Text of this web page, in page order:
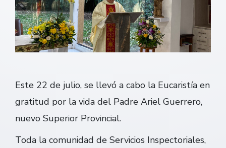
Este 22 de julio, se llevó a cabo la Eucaristía en
gratitud por la vida del Padre Ariel Guerrero,
nuevo Superior Provincial.
Toda la comunidad de Servicios Inspectoriales,